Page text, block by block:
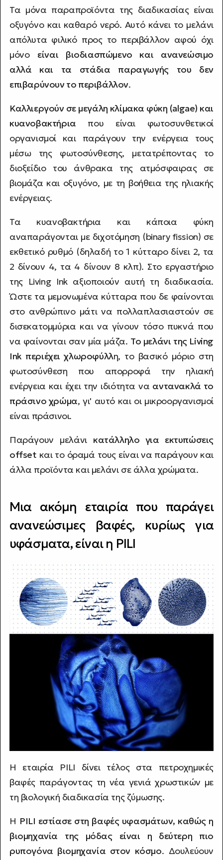
Τα μόνα παραπροϊόντα της διαδικασίας είναι
οξυγόνο και καθαρό νερό. Αυτό κάνει το μελάνι
απόλυτα φιλικό προς το περιβάλλον αφού όχι
μόνο είναι βιοδιασπώμενο και ανανεώσιμο
αλλά και τα στάδια παραγωγής του δεν
επιβαρύνουν το περιβάλλον.
Καλλιεργούν σε μεγάλη κλίμακα φύκη (algae) και
κυανοβακτήρια που είναι φωτοσυνθετικοί
οργανισμοί και παράγουν την ενέργεια τους
μέσω της φωτοσύνθεσης, μετατρέποντας το
διοξείδιο του άνθρακα της ατμόσφαιρας σε
βιομάζα και οξυγόνο, με τη βοήθεια της ηλιακής
ενέργειας.
Τα κυανοβακτήρια και κάποια φύκη
αναπαράγονται με διχοτόμηση (binary fission) σε
εκθετικό ρυθμό (δηλαδή το 1 κύτταρο δίνει 2, τα
2 δίνουν 4, τα 4 δίνουν 8 κλπ). Στο εργαστήριο
της Living Ink αξιοποιούν αυτή τη διαδικασία.
Ώστε τα μεμονωμένα κύτταρα που δε φαίνονται
στο ανθρώπινο μάτι να πολλαπλασιαστούν σε
δισεκατομμύρια και να γίνουν τόσο πυκνά που
να φαίνονται σαν μία μάζα. Το μελάνι της Living
Ink περιέχει χλωροφύλλη, το βασικό μόριο στη
φωτοσύνθεση που απορροφά την ηλιακή
ενέργεια και έχει την ιδιότητα να αντανακλά το
πράσινο χρώμα, γι' αυτό και οι μικροοργανισμοί
είναι πράσινοι.
Παράγουν μελάνι κατάλληλο για εκτυπώσεις
offset και το όραμά τους είναι να παράγουν και
άλλα προϊόντα και μελάνι σε άλλα χρώματα.
Μια ακόμη εταιρία που παράγει
ανανεώσιμες βαφές, κυρίως για
υφάσματα, είναι η PILI
Η εταιρία PILI δίνει τέλος στα πετροχημικές
βαφές παράγοντας τη νέα γενιά χρωστικών με
τη βιολογική διαδικασία της ζύμωσης.
Η PILI εστίασε στη βαφές υφασμάτων, καθώς η
βιομηχανία της μόδας είναι η δεύτερη πιο
ρυπογόνα βιομηχανία στον κόσμο. Δουλεύουν